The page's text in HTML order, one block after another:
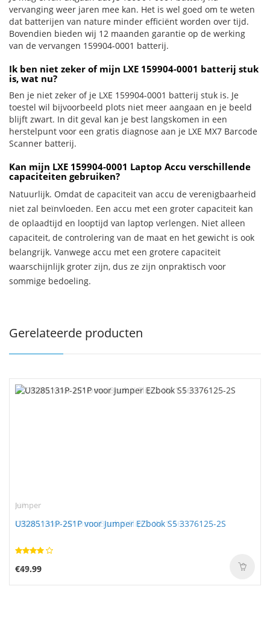
vervanging weer jaren mee kan. Het is wel goed om te weten
dat batterijen van nature minder efficiënt worden over tijd.
Bovendien bieden wij 12 maanden garantie op de werking
van de vervangen 159904-0001 batterij.
Ik ben niet zeker of mijn LXE 159904-0001 batterij stuk
is, wat nu?
Ben je niet zeker of je LXE 159904-0001 batterij stuk is. Je
toestel wil bijvoorbeeld plots niet meer aangaan en je beeld
blijft zwart. In dit geval kan je best langskomen in een
herstelpunt voor een gratis diagnose aan je LXE MX7 Barcode
Scanner batterij.
Kan mijn LXE 159904-0001 Laptop Accu verschillende
capaciteiten gebruiken?
Natuurlijk. Omdat de capaciteit van accu de verenigbaarheid
niet zal beïnvloeden. Een accu met een groter capaciteit kan
de oplaadtijd en looptijd van laptop verlengen. Niet alleen
capaciteit, de controlering van de maat en het gewicht is ook
belangrijk. Vanwege accu met een grotere capaciteit
waarschijnlijk groter zijn, dus ze zijn onpraktisch voor
sommige bedoeling.
Gerelateerde producten
Jumper
U3285131P-2S1P voor Jumper EZbook S5 3376125-2S
€49.99